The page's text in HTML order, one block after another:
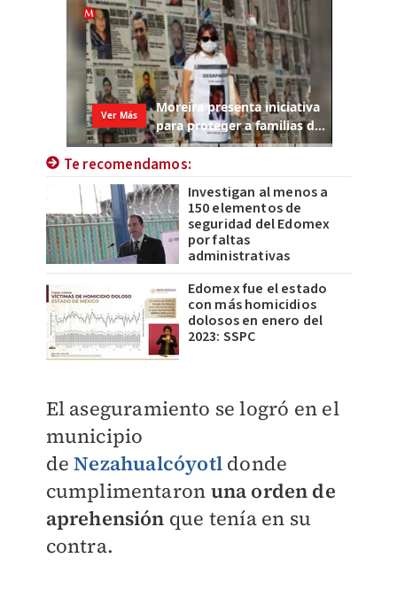
Te recomendamos:
Investigan al menos a
150 elementos de
seguridad del Edomex
por faltas
administrativas
Edomex fue el estado
con más homicidios
dolosos en enero del
2023: SSPC
El aseguramiento se logró en el
municipio
deNezahualcóyotldonde
cumplimentaron una orden de
aprehensión que tenía en su
contra.